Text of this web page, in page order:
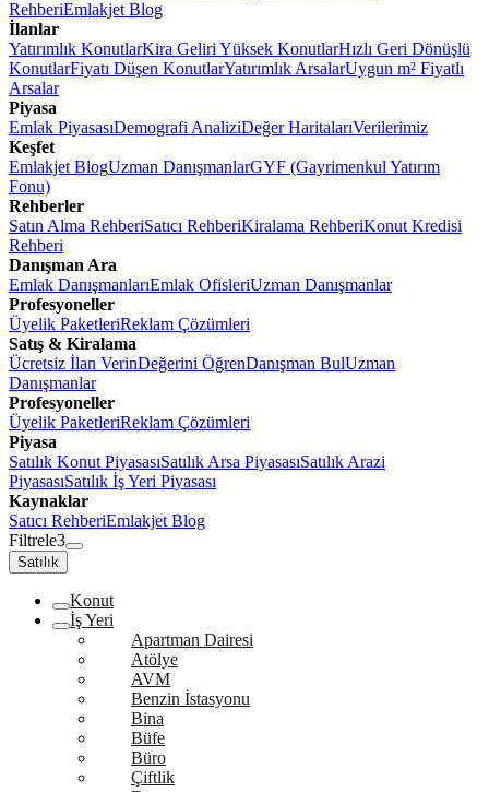
RehberiEmlakjet Blog
İlanlar
Yatırımlık KonutlarKira Geliri Yüksek KonutlarHızlı Geri Dönüşlü
KonutlarFiyatı Düşen KonutlarYatırımlık ArsalarUygun m² Fiyatlı
Arsalar
Piyasa
Emlak PiyasasıDemografi AnaliziDeğer HaritalarıVerilerimiz
Keşfet
Emlakjet BlogUzman DanışmanlarGYF (Gayrimenkul Yatırım
Fonu)
Rehberler
Satın Alma RehberiSatıcı RehberiKiralama RehberiKonut Kredisi
Rehberi
Danışman Ara
Emlak DanışmanlarıEmlak OfisleriUzman Danışmanlar
Profesyoneller
Üyelik PaketleriReklam Çözümleri
Satış & Kiralama
Ücretsiz İlan VerinDeğerini ÖğrenDanışman BulUzman
Danışmanlar
Profesyoneller
Üyelik PaketleriReklam Çözümleri
Piyasa
Satılık Konut PiyasasıSatılık Arsa PiyasasıSatılık Arazi
PiyasasıSatılık İş Yeri Piyasası
Kaynaklar
Satıcı RehberiEmlakjet Blog
Filtrele3
Satılık
Konut
İş Yeri
Apartman Dairesi
Atölye
AVM
Benzin İstasyonu
Bina
Büfe
Büro
Çiftlik